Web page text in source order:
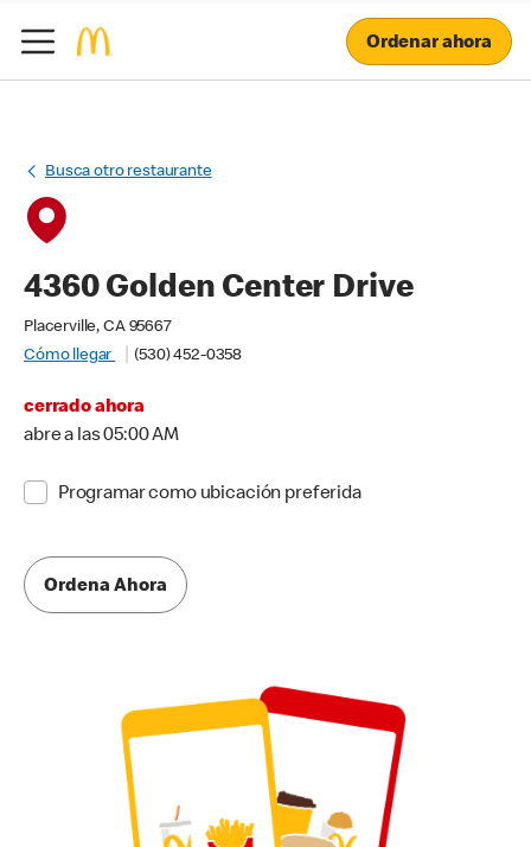
Ordenar ahora
Busca otro restaurante
4360 Golden Center Drive
Placerville, CA 95667
Cómo llegar
(530) 452-0358
cerrado ahora
abre a las 05:00 AM
Programar como ubicación preferida
Ordena Ahora